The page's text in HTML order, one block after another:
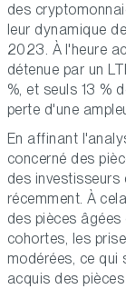
des
leur dynamique
2023. À l'heure
détenue par un
%, et seuls 13 %
perte d'une
En affinant
concerné des
des investisseurs
récemment. À
des pièces
cohortes, les
modérées, ce qui
acquis des